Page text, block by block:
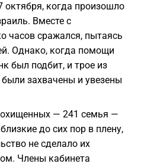
октября, когда произошло
Вместе с
часов сражался, пытаясь
Однако, когда помощи
был подбит, и трое из
захвачены и увезены
— 241 семья —
до сих пор в плену,
не сделало их
Члены кабинета